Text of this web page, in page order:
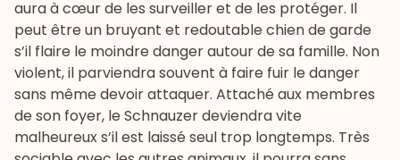
aura à cœur de les surveiller et de les protéger. Il
peut être un bruyant et redoutable chien de garde
s’il flaire le moindre danger autour de sa famille. Non
violent, il parviendra souvent à faire fuir le danger
sans même devoir attaquer. Attaché aux membres
de son foyer, le Schnauzer deviendra vite
malheureux s’il est laissé seul trop longtemps. Très